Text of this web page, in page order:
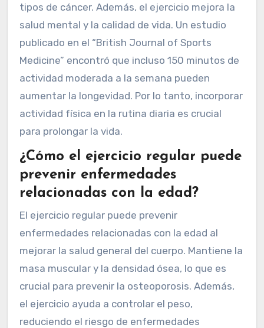
tipos de cáncer. Además, el ejercicio mejora la
salud mental y la calidad de vida. Un estudio
publicado en el “British Journal of Sports
Medicine” encontró que incluso 150 minutos de
actividad moderada a la semana pueden
aumentar la longevidad. Por lo tanto, incorporar
actividad física en la rutina diaria es crucial
para prolongar la vida.
¿Cómo el ejercicio regular puede
prevenir enfermedades
relacionadas con la edad?
El ejercicio regular puede prevenir
enfermedades relacionadas con la edad al
mejorar la salud general del cuerpo. Mantiene la
masa muscular y la densidad ósea, lo que es
crucial para prevenir la osteoporosis. Además,
el ejercicio ayuda a controlar el peso,
reduciendo el riesgo de enfermedades